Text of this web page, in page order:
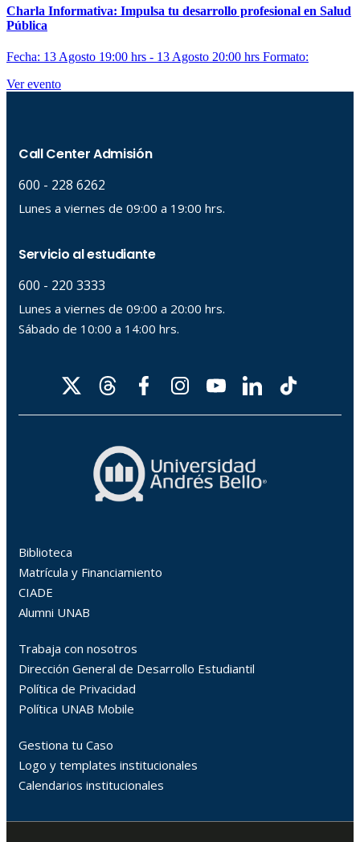
Charla Informativa: Impulsa tu desarrollo profesional en Salud
Pública
Fecha: 13 Agosto 19:00 hrs - 13 Agosto 20:00 hrs Formato:
Ver evento